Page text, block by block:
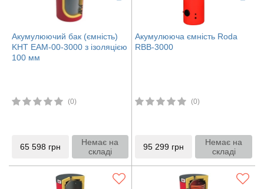
Акумулюючий бак (ємність)
KHT ЕАМ-00-3000 з ізоляцією
100 мм
(0)
65 598 грн
Немає на
складі
Акумулююча ємність Roda
RBB-3000
(0)
95 299 грн
Немає на
складі